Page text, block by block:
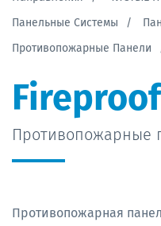
Панельные Системы
Противопожарные Панели
Противопожарные
Противопожарная